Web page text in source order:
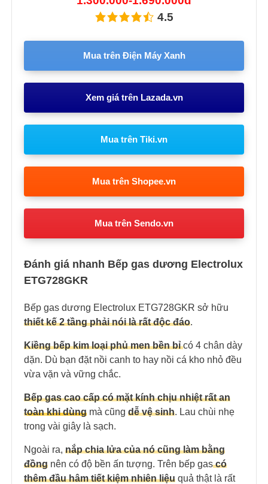
4.5
Mua trên Điện Máy Xanh
Xem giá trên Lazada.vn
Mua trên Tiki.vn
Mua trên Shopee.vn
Mua trên Sendo.vn
Đánh giá nhanh Bếp gas dương Electrolux
ETG728GKR
Bếp gas dương Electrolux ETG728GKR sở hữu
thiết kế 2 tầng phải nói là rất độc đáo.
Kiềng bếp kim loại phủ men bền bỉ có 4 chân dày
dặn. Dù bạn đặt nồi canh to hay nồi cá kho nhỏ đều
vừa vặn và vững chắc.
Bếp gas cao cấp có mặt kính chịu nhiệt rất an
toàn khi dùng mà cũng dễ vệ sinh. Lau chùi nhẹ
trong vài giây là sạch.
Ngoài ra, nắp chia lửa của nó cũng làm bằng
đồng nên có độ bền ấn tượng. Trên bếp gascó
thêm đầu hâm tiết kiệm nhiên liệu quả thật là rất